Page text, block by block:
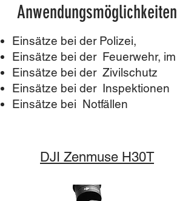
Anwendungsmöglichkeiten
Einsätze bei der Polizei,
Einsätze bei der Feuerwehr, im
Einsätze bei der Zivilschutz
Einsätze bei der Inspektionen
Einsätze bei Notfällen
DJI Zenmuse H30T